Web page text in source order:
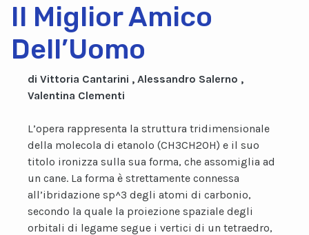
Il Miglior Amico
Dell’Uomo
di Vittoria Cantarini , Alessandro Salerno ,
Valentina Clementi
L’opera rappresenta la struttura tridimensionale
della molecola di etanolo (CH3CH2OH) e il suo
titolo ironizza sulla sua forma, che assomiglia ad
un cane. La forma è strettamente connessa
all’ibridazione sp^3 degli atomi di carbonio,
secondo la quale la proiezione spaziale degli
orbitali di legame segue i vertici di un tetraedro,